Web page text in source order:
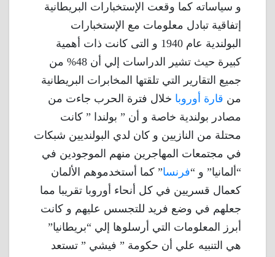
و سياساته كما وقعت الإستخبارات البريطانية
إتفاقية تبادل معلومات مع الإستخبارات
البولندية عام 1940 و التى كانت ذات أهمية
كبيرة حيث تشير الدراسات إلي أن 48% من
جميع التقارير التي تلقتها المخابرات البريطانية
من قارة أوروبا خلال فترة الحرب جاءت من
مصادر بولندية خاصة و أن ” بولندا ” كانت
محتلة من النازيين و كان لدي البولنديين شبكات
في مجتمعات المهاجرين منهم الموجودين في
“ألمانيا” و “فرنسا” كما أستخدموهم الألمان
كعمال قسريين في كل أنحاء أوروبا تقريبا مما
جعلهم في وضع فريد للتجسس عليهم و كانت
أبرز المعلومات التي أرسلوها إلي “بريطانيا”
هي التنبيه علي أن حكومة ” فيشي ” تستعد